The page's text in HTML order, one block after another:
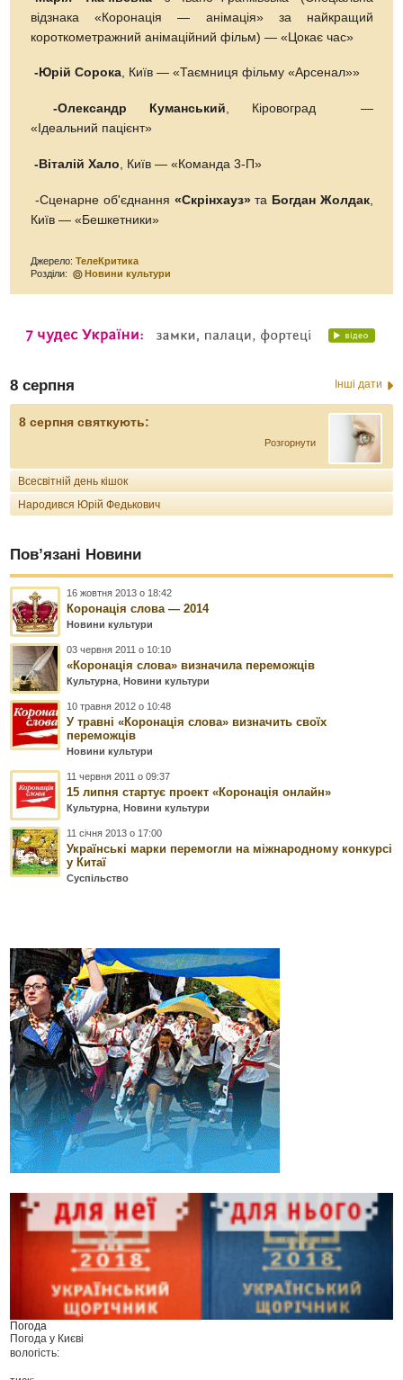
відзнака «Коронація — анімація» за найкращий
короткометражний анімаційний фільм) — «Цокає час»
-Юрій Сорока, Київ — «Таємниця фільму «Арсенал»»
-Олександр Куманський, Кіровоград —
«Ідеальний пацієнт»
-Віталій Хало, Київ — «Команда 3-П»
-Сценарне об'єднання «Скрінхауз»та Богдан Жолдак,
Київ — «Бешкетники»
Джерело:ТелеКритика
Розділи:
Новини культури
8 серпня Інші дати
8 серпня святкують:
Розгорнути
Всесвітній день кішок
Народився Юрій Федькович
Пов’язані Новини
16 жовтня 2013 о 18:42
Коронація слова — 2014
Новини культури
03 червня 2011 о 10:10
«Коронація слова» визначила переможців
Культурна ,Новини культури
10 травня 2012 о 10:48
У травні «Коронація слова» визначить своїх
переможців
Новини культури
11 червня 2011 о 09:37
15 липня стартує проект «Коронація онлайн»
Культурна ,Новини культури
11 січня 2013 о 17:00
Українські марки перемогли на міжнародному конкурсі
у Китаї
Суспільство
Погода
Погода у Києві
вологість: